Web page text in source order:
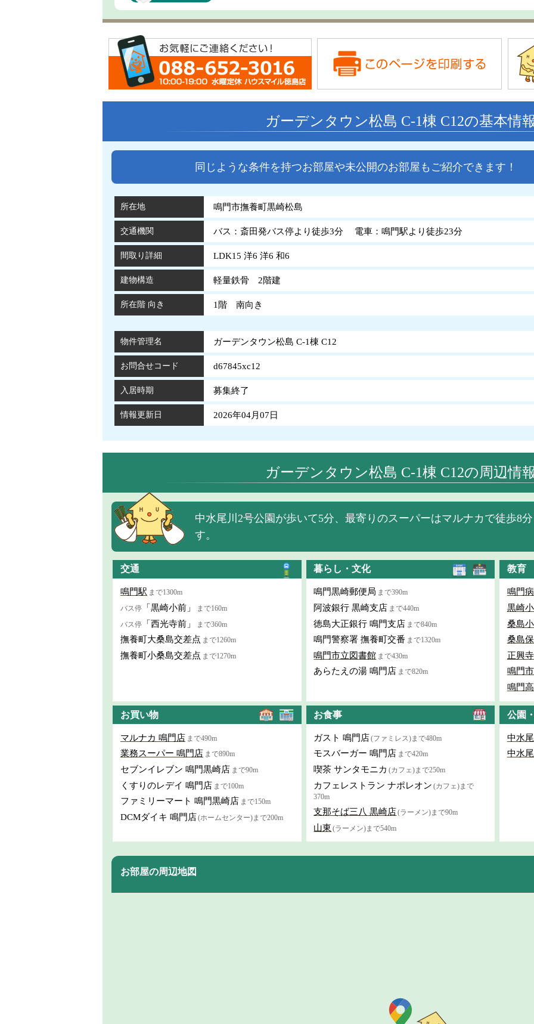
ガーデンタウン松島 C-1棟 C12の基本情
同じような条件を持つお部屋や未公開のお部屋もご紹介できます！
所在地 鳴門市撫養町黒崎松島
交通機関 バス：斎田発バス停より徒歩3分 電車：鳴門駅より徒歩23分
間取り詳細 LDK15 洋6 洋6 和6
建物構造 軽量鉄骨 2階建
所在階 向き 1階 南向き
物件管理名 ガーデンタウン松島 C-1棟 C12
お問合せコード d67845xc12
入居時期 募集終了
情報更新日 2026年04月07日
ガーデンタウン松島 C-1棟 C12の周辺情
中水尾川2号公園が歩いて5分、最寄りのスーパーはマルナカで徒歩8
す。
交通
鳴門駅 まで1300m
バス停 「黒崎小前」
まで160m
バス停 「西光寺前」 まで360m
撫養町大桑島交差点 まで1260m
撫養町小桑島交差点 まで1270m
暮らし・文化
鳴門黒崎郵便局 まで390m
阿波銀行 黒崎支店 まで440m
徳島大正銀行 鳴門支店 まで840m
鳴門警察署 撫養町交番 まで1320m
鳴門市立図書館 まで430m
あらたえの湯 鳴門店 まで820m
教育
鳴門
黒崎
桑島
桑島
正興
鳴門
鳴門
お買い物
マルナカ 鳴門店 まで490m
業務スーパー 鳴門店 まで890m
セブンイレブン 鳴門黒崎店 まで90m
くすりのレデイ 鳴門店 まで100m
ファミリーマート 鳴門黒崎店 まで150m
DCMダイキ 鳴門店(ホームセンター)まで200m
お食事
ガスト 鳴門店(ファミレス)まで480m
モスバーガー 鳴門店 まで420m
喫茶 サンタモニカ (カフェ)まで250m
カフェレストラン ナポレオン (カフェ)まで
370m
支那そば三八 黒崎店(ラーメン)まで90m
山東 (ラーメン)まで540m
公園
中水
中水
お部屋の周辺地図